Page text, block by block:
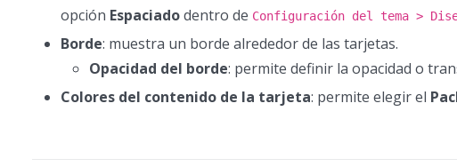
opción Espaciadodentro de Configuración del tema >
Borde: muestra un borde alrededor de las tarjetas.
Opacidad del borde: permite definir la opacidad o
Colores del contenido de la tarjeta: permite elegir el